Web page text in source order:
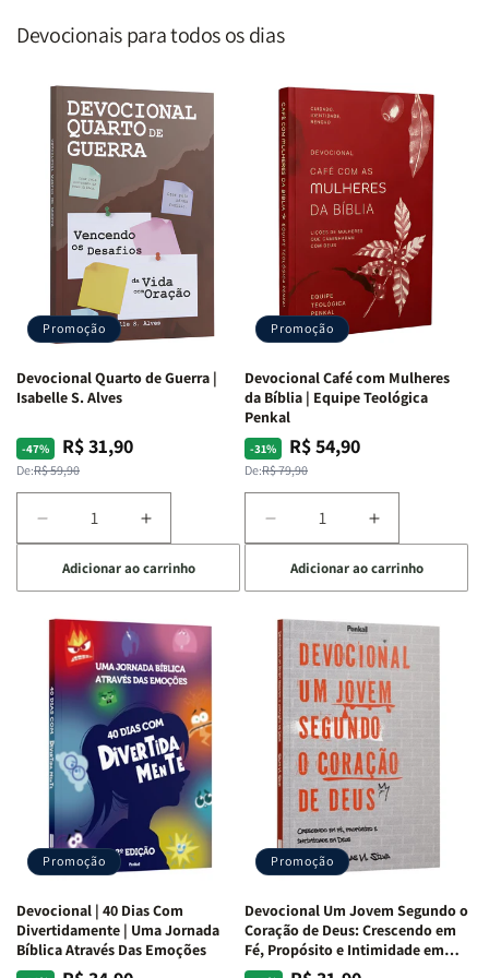
Devocionais para todos os dias
Promoção
Devocional Quarto de Guerra |
Isabelle S. Alves
-47%
Preço
normal
De:R$ 59,90
Preço
promocional
R$ 31,90
Diminuir
a
quantidade
de
Devocional
Quarto
de
Guerra
Isabelle
S.
Alves
Aumentar
a
quantidade
de
Devocional
Quarto
de
Guerra
|
Isabelle
S.
Alves
Adicionar ao carrinho
Promoção
Devocional Café com Mulheres
da Bíblia | Equipe Teológica
Penkal
-31%
Preço
normal
De:R$ 79,90
Preço
promocional
R$ 54,90
Diminuir
a
quantidade
de
Devocional
Café
com
Mulheres
da
Bíblia
Equipe
Teológica
Penkal
Aumentar
a
quantidade
de
Devocional
Café
com
Mulheres
da
Bíblia
|
Equipe
Teológica
Penkal
Adicionar ao carrinho
Promoção
Devocional | 40 Dias Com
Divertidamente | Uma Jornada
Bíblica Através Das Emoções
Promoção
Devocional Um Jovem Segundo o
Coração de Deus: Crescendo em
Fé, Propósito e Intimidade em
Deus